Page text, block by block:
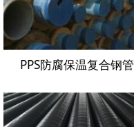
PPS防腐保温复合钢管